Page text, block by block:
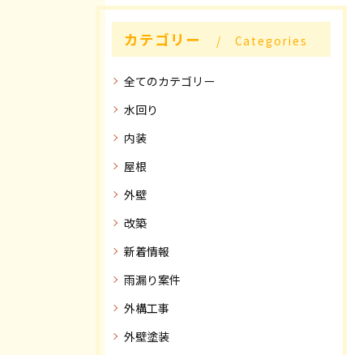
カテゴリー Categories
全てのカテゴリー
水回り
内装
屋根
外壁
改築
新着情報
雨漏り案件
外構工事
外壁塗装